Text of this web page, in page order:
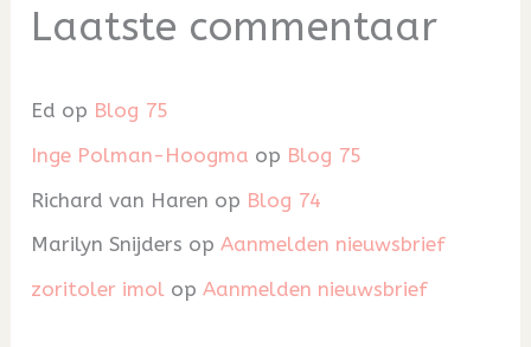
Laatste commentaar
Ed op Blog 75
Inge Polman-Hoogma op Blog 75
Richard van Haren op Blog 74
Marilyn Snijders opAanmelden nieuwsbrief
zoritoler imol opAanmelden nieuwsbrief